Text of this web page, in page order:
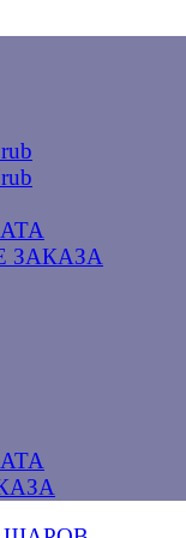
ЗАКАЗА